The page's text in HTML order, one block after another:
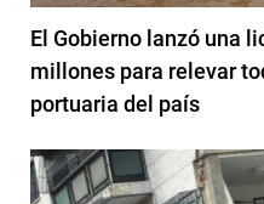
El Gobierno lanzó una
millones para relevar
portuaria del país